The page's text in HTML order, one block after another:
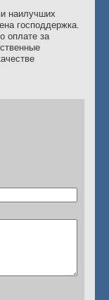
наилучших
господдержка.
оплате за